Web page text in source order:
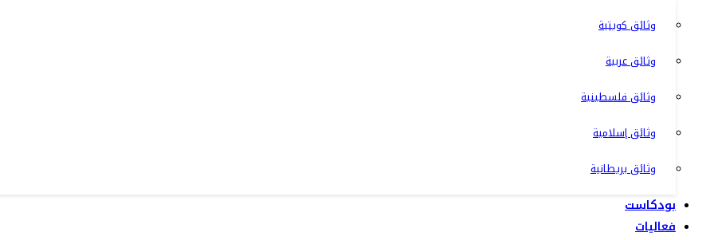
وثائق كويتية
وثائق عربية
وثائق فلسطينية
وثائق إسلامية
وثائق بريطانية
بودكاست
فعاليات